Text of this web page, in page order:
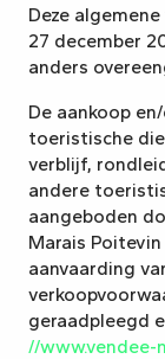
Deze
27 december
anders
De aankoop
toeristische
verblijf,
andere
aangeboden
Marais
aanvaarding
geraadpleegd
//